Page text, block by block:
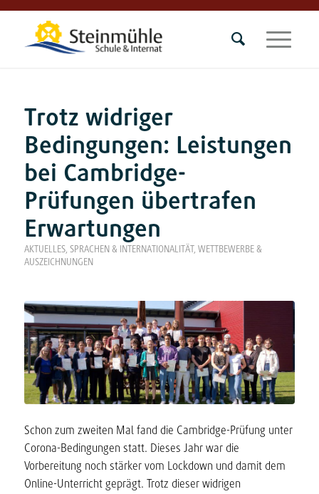
Trotz widriger
Bedingungen: Leistungen
bei Cambridge-
Prüfungen übertrafen
Erwartungen
AKTUELLES, SPRACHEN & INTERNATIONALITÄT, WETTBEWERBE &
AUSZEICHNUNGEN
Schon zum zweiten Mal fand die Cambridge-Prüfung unter
Corona-Bedingungen statt. Dieses Jahr war die
Vorbereitung noch stärker vom Lockdown und damit dem
Online-Unterricht geprägt. Trotz dieser widrigen